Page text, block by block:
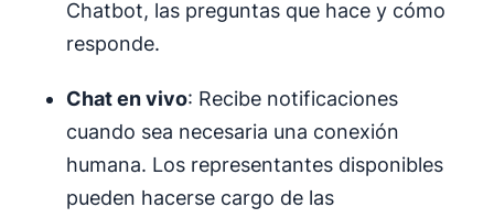
Chatbot, las preguntas que hace y cómo
responde.
Chat en vivo: Recibe notificaciones
cuando sea necesaria una conexión
humana. Los representantes disponibles
pueden hacerse cargo de las